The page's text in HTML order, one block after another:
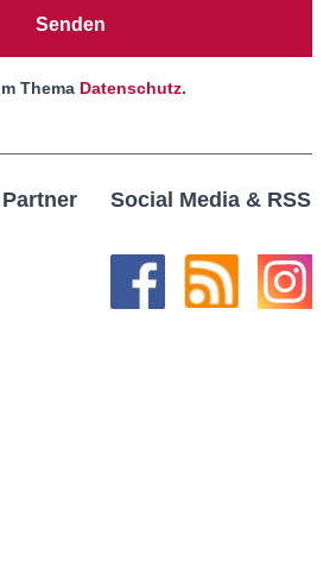
Senden
Thema Datenschutz.
Social Media & RSS